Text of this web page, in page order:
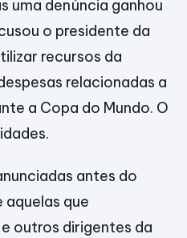
uma denúncia ganhou
o presidente da
recursos da
relacionadas a
a Copa do Mundo. O
antes do
aquelas que
outros dirigentes da